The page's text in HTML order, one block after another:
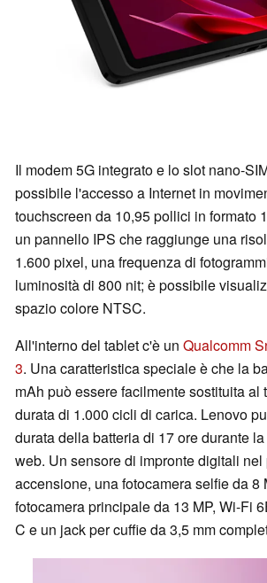
Il modem 5G integrato e lo slot nano-
possibile l'accesso a Internet in
touchscreen da 10,95 pollici in formato
un pannello IPS che raggiunge una
1.600 pixel, una frequenza di
luminosità di 800 nit; è possibile
spazio colore NTSC.
All'interno del tablet c'è un Qualcomm
3. Una caratteristica speciale è che la
mAh può essere facilmente sostituita al
durata di 1.000 cicli di carica. Lenovo
durata della batteria di 17 ore durante
web. Un sensore di impronte digitali nel
accensione, una fotocamera selfie da 8
fotocamera principale da 13 MP, Wi-Fi
C e un jack per cuffie da 3,5 mm